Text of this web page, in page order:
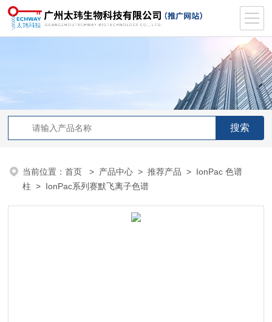
当前位置：首页 > 产品中心 >推荐产品 > IonPac 色谱
柱 > IonPac系列赛默飞离子色谱